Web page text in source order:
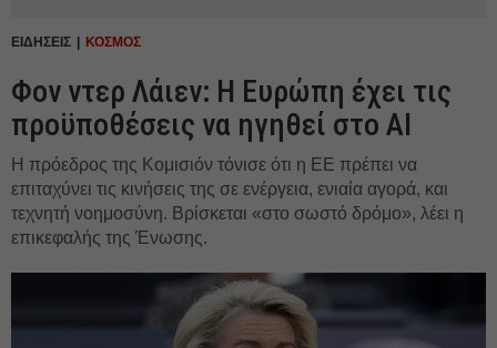
ΕΙΔΗΣΕΙΣ ΚΟΣΜΟΣ
Φον ντερ Λάιεν: Η Ευρώπη έχει τις
προϋποθέσεις να ηγηθεί στo AI
Η πρόεδρος της Κομισιόν τόνισε ότι η ΕΕ πρέπει να
επιταχύνει τις κινήσεις της σε ενέργεια, ενιαία αγορά, και
τεχνητή νοημοσύνη. Βρίσκεται «στο σωστό δρόμο», λέει η
επικεφαλής της Ένωσης.